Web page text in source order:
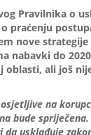
Pravilnika o
praćenju
nove
nabavki do
oblasti, ali još
na
bude
usklađuje